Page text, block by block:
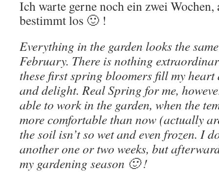
Ich warte gerne noch ein zwei Wochen,
bestimmt los 🙂 !
Everything in the garden looks the
February. There is nothing
these first spring bloomers fill my
and delight. Real Spring for me,
able to work in the garden, when the
more comfortable than now (actually
the soil isn’t so wet and even frozen. I
another one or two weeks, but
my gardening season 🙂 !